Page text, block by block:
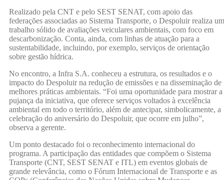
Realizado pela CNT e pelo SEST SENAT, com apoio das
federações associadas ao Sistema Transporte, o Despoluir realiza um
trabalho sólido de avaliações veiculares ambientais, com foco em
descarbonização. Conta, ainda, com linhas de atuação para a
sustentabilidade, incluindo, por exemplo, serviços de orientação
sobre gestão hídrica.
No encontro, a Infra S.A. conheceu a estrutura, os resultados e o
impacto do Despoluir na redução de emissões e na disseminação de
melhores práticas ambientais. “Foi uma oportunidade para mostrar a
pujança da iniciativa, que oferece serviços voltados à excelência
ambiental em todo o território, além de antecipar, simbolicamente, a
celebração do aniversário do Despoluir, que ocorre em julho”,
observa a gerente.
Um ponto destacado foi o reconhecimento internacional do
programa. A participação das entidades que compõem o Sistema
Transporte (CNT, SEST SENAT e ITL) em eventos globais de
grande relevância, como o Fórum Internacional de Transporte e as